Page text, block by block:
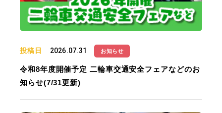
投稿日 2026.07.31 お知らせ
令和8年度開催予定 二輪車交通安全フェアなどのお
知らせ(7/31更新)